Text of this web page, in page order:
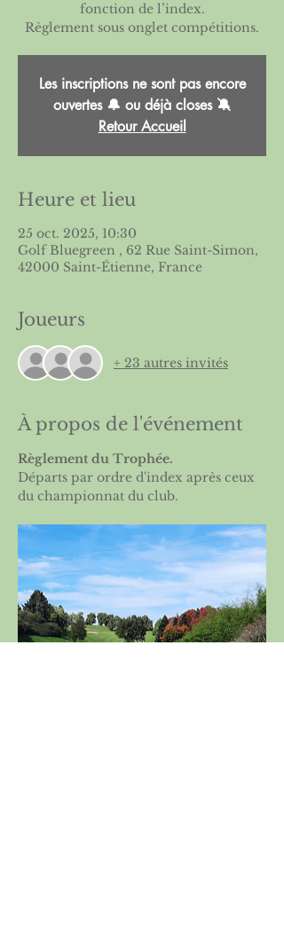
fonction de l’index.
Règlement sous onglet compétitions.
Les inscriptions ne sont pas encore
ouvertes 🔔 ou déjà closes 🔕
Retour Accueil
Heure et lieu
25 oct. 2025, 10:30
Golf Bluegreen , 62 Rue Saint-Simon,
42000 Saint-Étienne, France
Joueurs
+ 23 autres invités
À propos de l'événement
Règlement du Trophée.
Départs par ordre d'index après ceux
du championnat du club.